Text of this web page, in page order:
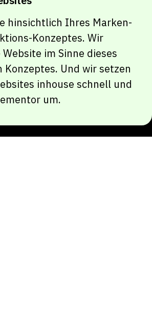
hinsichtlich Ihres Marken-
Konzeptes. Wir
im Sinne dieses
Konzeptes. Und wir setzen
inhouse schnell und
um.